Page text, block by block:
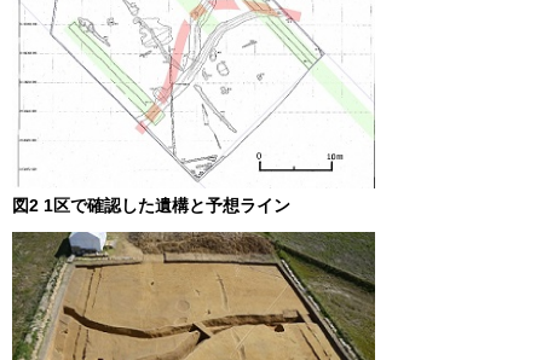
図2 1区で確認した遺構と予想ライン